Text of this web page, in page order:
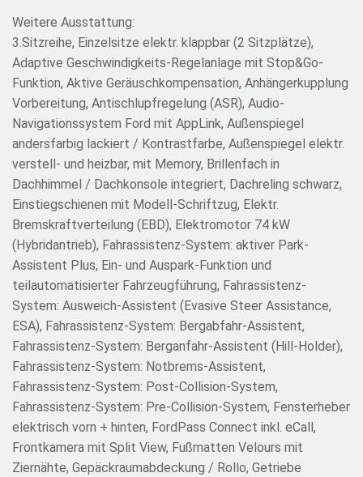
Weitere Ausstattung:
3.Sitzreihe, Einzelsitze elektr. klappbar (2 Sitzplätze),
Adaptive Geschwindigkeits-Regelanlage mit Stop&Go-
Funktion, Aktive Geräuschkompensation, Anhängerkupplung
Vorbereitung, Antischlupfregelung (ASR), Audio-
Navigationssystem Ford mit AppLink, Außenspiegel
andersfarbig lackiert / Kontrastfarbe, Außenspiegel elektr.
verstell- und heizbar, mit Memory, Brillenfach in
Dachhimmel / Dachkonsole integriert, Dachreling schwarz,
Einstiegschienen mit Modell-Schriftzug, Elektr.
Bremskraftverteilung (EBD), Elektromotor 74 kW
(Hybridantrieb), Fahrassistenz-System: aktiver Park-
Assistent Plus, Ein- und Auspark-Funktion und
teilautomatisierter Fahrzeugführung, Fahrassistenz-
System: Ausweich-Assistent (Evasive Steer Assistance,
ESA), Fahrassistenz-System: Bergabfahr-Assistent,
Fahrassistenz-System: Berganfahr-Assistent (Hill-Holder),
Fahrassistenz-System: Notbrems-Assistent,
Fahrassistenz-System: Post-Collision-System,
Fahrassistenz-System: Pre-Collision-System, Fensterheber
elektrisch vorn + hinten, FordPass Connect inkl. eCall,
Frontkamera mit Split View, Fußmatten Velours mit
Ziernähte, Gepäckraumabdeckung / Rollo, Getriebe